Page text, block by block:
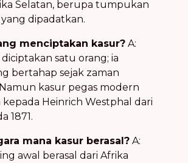
Selatan, berupa tumpukan
dipadatkan.
menciptakan kasur? A:
satu orang; ia
bertahap sejak zaman
kasur pegas modern
Heinrich Westphal dari
1871.
mana kasur berasal? A:
awal berasal dari Afrika